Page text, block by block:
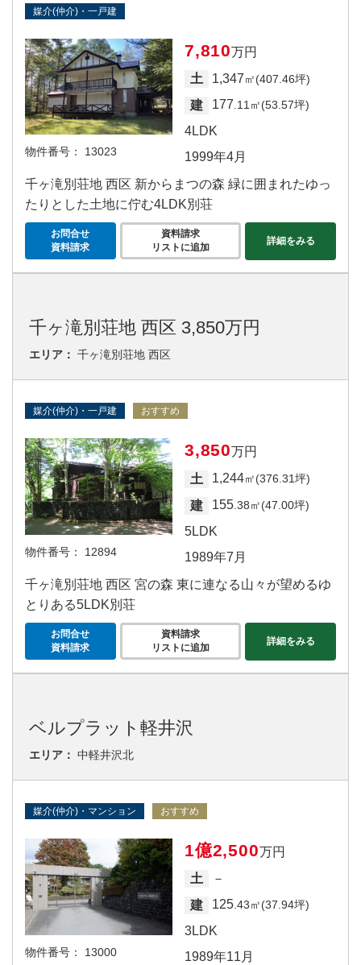
媒介(仲介)・一戸建
物件番号： 13023
7,810万円
土
1,347㎡(407.46坪)
建 177.11㎡(53.57坪)
4LDK
1999年4月
千ヶ滝別荘地 西区 新からまつの森 緑に囲まれたゆっ
たりとした土地に佇む4LDK別荘
お問合せ
資料請求
資料請求
リストに追加
詳細をみる
千ヶ滝別荘地 西区 3,850万円
エリア： 千ヶ滝別荘地 西区
媒介(仲介)・一戸建 おすすめ
物件番号： 12894
3,850万円
土
1,244㎡(376.31坪)
建 155 .38㎡(47.00坪)
5LDK
1989年7月
千ヶ滝別荘地 西区 宮の森 東に連なる山々が望めるゆ
とりある5LDK別荘
お問合せ
資料請求
資料請求
リストに追加
詳細をみる
ベルプラット軽井沢
エリア： 中軽井沢北
媒介(仲介)・マンション おすすめ
物件番号： 13000
1億2,500万円
土
－
建
125.43㎡(37.94坪)
3LDK
1989年11月